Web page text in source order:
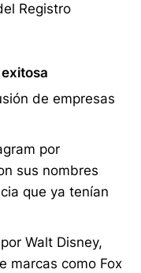
Registro
de empresas
por
sus nombres
que ya tenían
Walt Disney,
marcas como Fox